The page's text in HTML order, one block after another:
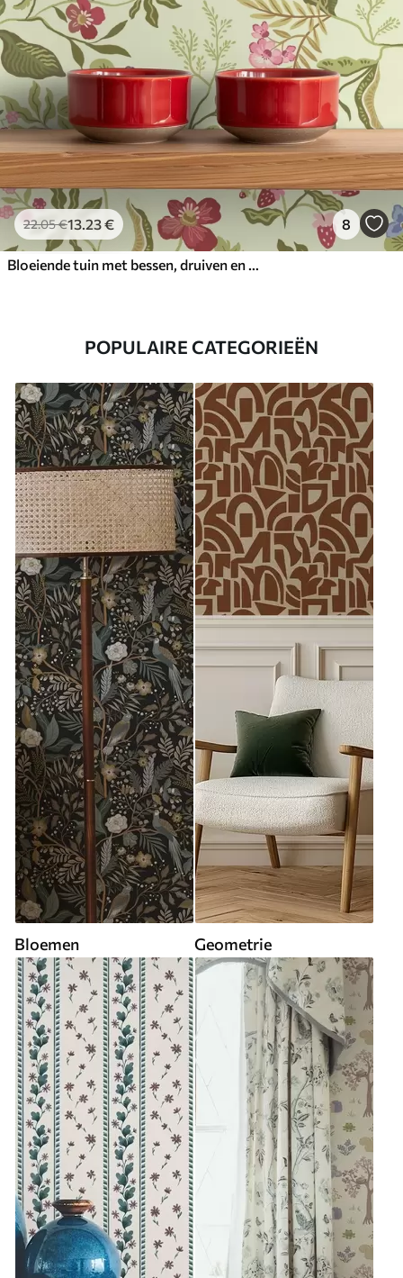
22.05€13.23€ 8
Bloeiende tuin met bessen, druiven en wilde bloemen
POPULAIRE CATEGORIEËN
Bloemen Geometrie